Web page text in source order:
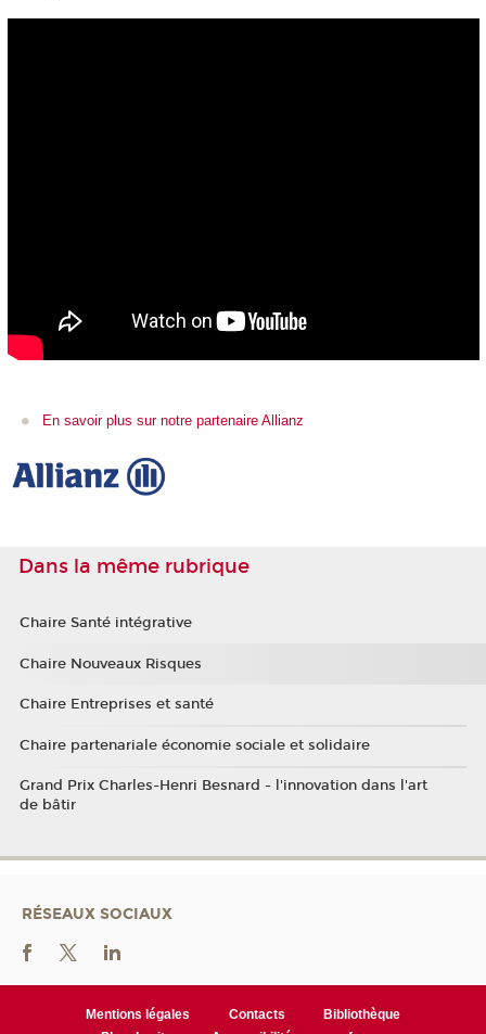
En savoir plus sur notre partenaire Allianz
Dans la même rubrique
Chaire Santé intégrative
Chaire Nouveaux Risques
Chaire Entreprises et santé
Chaire partenariale économie sociale et solidaire
Grand Prix Charles-Henri Besnard - l'innovation dans l'art
de bâtir
RÉSEAUX SOCIAUX
Mentions légales Contacts
Bibliothèque